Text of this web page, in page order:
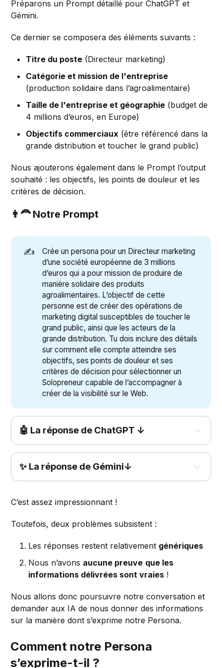
Préparons un Prompt détaillé pour ChatGPT et
Gémini.
Ce dernier se composera des éléments suivants :
Titre du poste (Directeur marketing)
Catégorie et mission de l'entreprise
(production solidaire dans l’agroalimentaire)
Taille de l'entreprise et géographie (budget de
4 millions d’euros, en Europe)
Objectifs commerciaux (être référencé dans la
grande distribution et toucher le grand public)
Nous ajouterons également dans le Prompt l’output
souhaité : les objectifs, les points de douleur et les
critères de décision.
👨‍🦰 Notre Prompt
✍️
Crée un persona pour un Directeur marketing
d’une société européenne de 3 millions
d’euros qui a pour mission de produire de
manière solidaire des produits
agroalimentaires. L’objectif de cette
personne est de créer des opérations de
marketing digital susceptibles de toucher le
grand public, ainsi que les acteurs de la
grande distribution. Tu dois inclure des détails
sur comment elle compte atteindre ses
objectifs, ses points de douleur et ses
critères de décision pour sélectionner un
Solopreneur capable de l’accompagner à
créer de la visibilité sur le Web.
🤖 La réponse de ChatGPT ↓
Description du Persona :
Objectifs de Marc Dupont :
impactantes et créatives pour accroître la
notoriété de la marque auprès du grand public et
des acteurs de la grande distribution.
✨ La réponse de Gémini↓
Âge :
Titre :
Localisation :
Biographie :
C’est assez impressionnant !
Toutefois, deux problèmes subsistent :
Les réponses restent relativement génériques
Nous n’avons aucune preuve que les
informations délivrées sont vraies !
Nous allons donc poursuivre notre conversation et
demander aux IA de nous donner des informations
sur la manière dont s’exprime notre Persona.
Comment notre Persona
s’exprime-t-il ?